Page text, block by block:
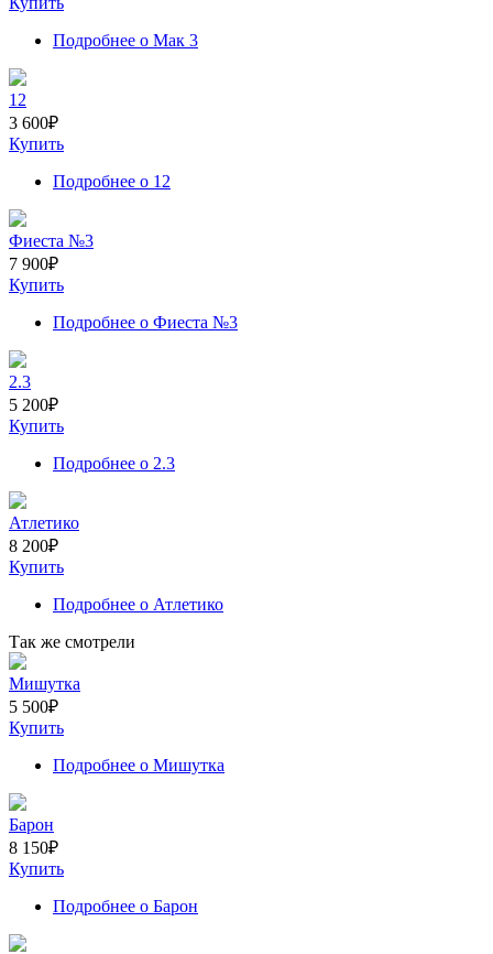
Подробнее о Мак 3
12
3 600₽
Купить
Подробнее о 12
Фиеста №3
7 900₽
Купить
Подробнее о Фиеста №3
2.3
5 200₽
Купить
Подробнее о 2.3
Атлетико
8 200₽
Купить
Подробнее о Атлетико
Так же смотрели
Мишутка
5 500₽
Купить
Подробнее о Мишутка
Барон
8 150₽
Купить
Подробнее о Барон